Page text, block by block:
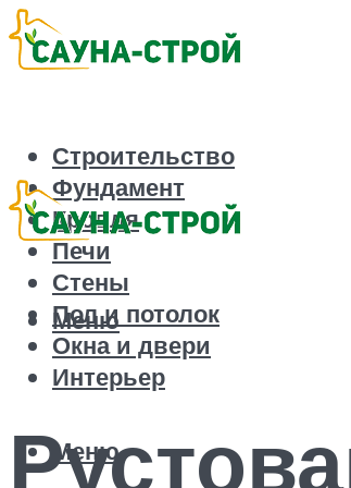
Строительство
Фундамент
Кровля
Печи
Стены
Пол и потолок
Окна и двери
Интерьер
Меню
Меню